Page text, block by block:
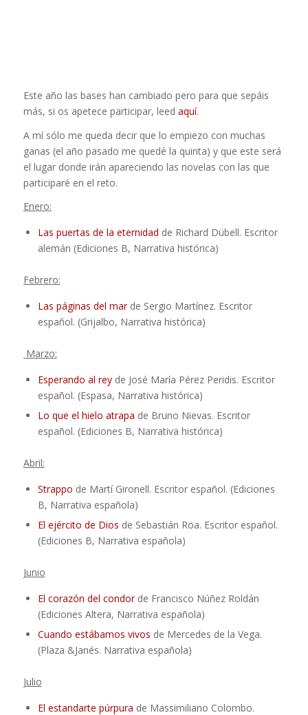
Este año las bases han cambiado pero para que sepáis
más, si os apetece participar, leed aquí.
A mí sólo me queda decir que lo empiezo con muchas
ganas (el año pasado me quedé la quinta) y que este será
el lugar donde irán apareciendo las novelas con las que
participaré en el reto.
Enero:
Las puertas de la eternidad de Richard Dübell. Escritor
alemán (Ediciones B, Narrativa histórica)
Febrero:
Las páginas del mar de Sergio Martínez. Escritor
español. (Grijalbo, Narrativa histórica)
Marzo:
Esperando al reyde José María Pérez Peridis. Escritor
español. (Espasa, Narrativa histórica)
Lo que el hielo atrapa de Bruno Nievas. Escritor
español. (Ediciones B, Narrativa histórica)
Abril:
Strappo de Martí Gironell. Escritor español. (Ediciones
B, Narrativa española)
El ejército de Dios de Sebastián Roa. Escritor español.
(Ediciones B, Narrativa española)
Junio
El corazón del condorde Francisco Núñez Roldán
(Ediciones Altera, Narrativa española)
Cuando estábamos vivos de Mercedes de la Vega.
(Plaza &Janés. Narrativa española)
Julio
El estandarte púrpura de Massimiliano Colombo.